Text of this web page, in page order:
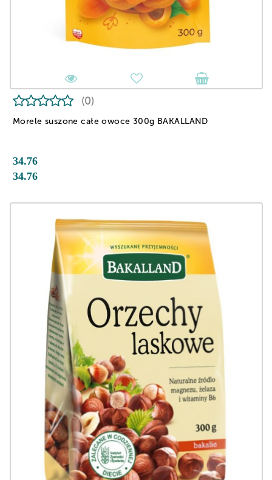
Morele suszone całe owoce 300g BAKALLAND
(0)
34.76
34.76